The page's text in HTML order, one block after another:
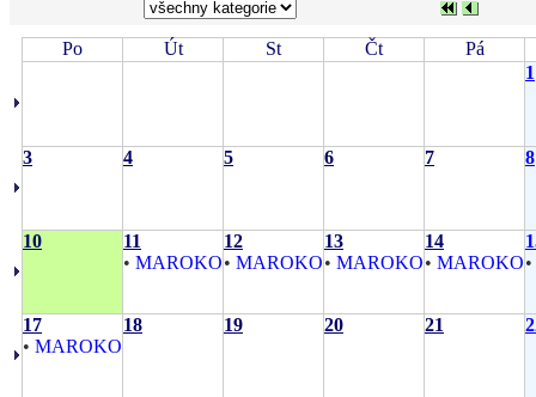
Po Út St Čt
Pá
1
3 4 5 6 7 8
10
11
• MAROKO
12
• MAROKO
13
• MAROKO
14
• MAROKO•
17
• MAROKO
18 19 20 21